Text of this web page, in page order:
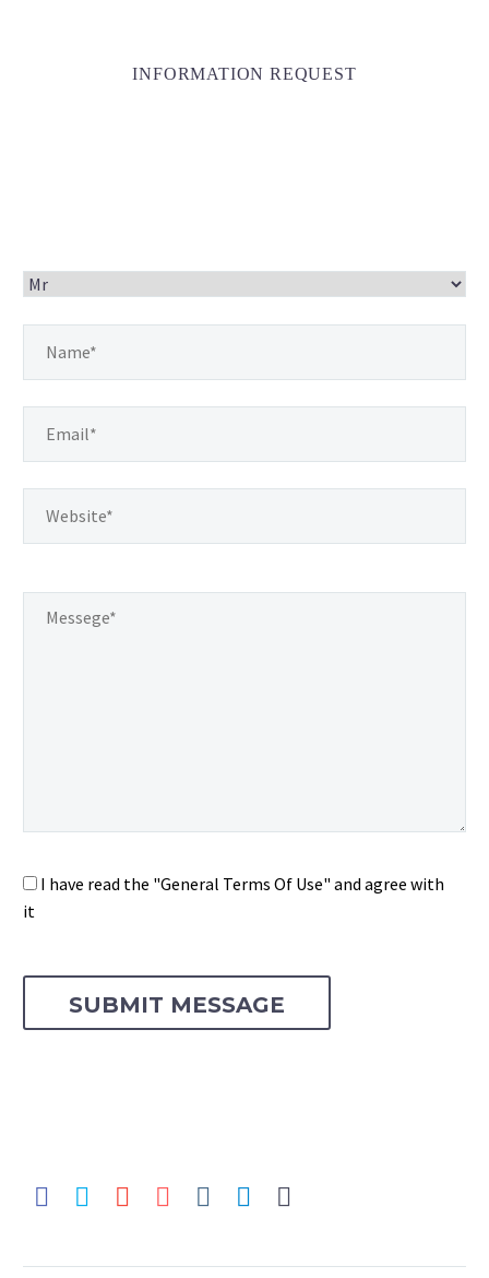
INFORMATION REQUEST
I have read the "General Terms Of Use" and agree with
it